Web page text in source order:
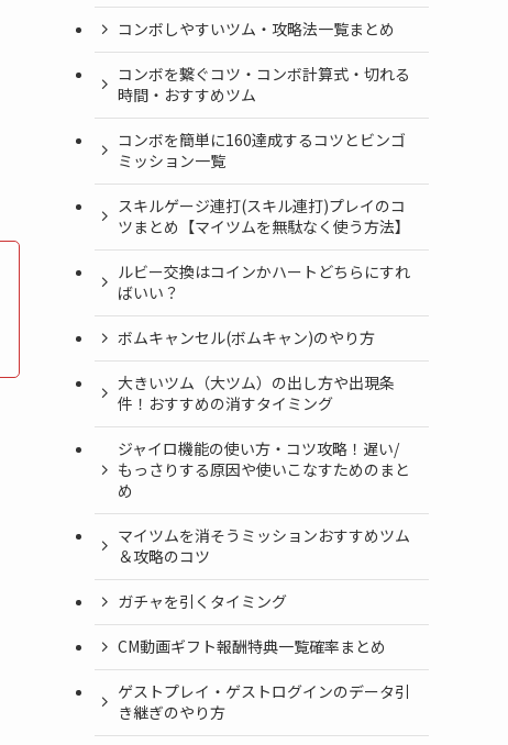
コンボしやすいツム・攻略法一覧まとめ
コンボを繋ぐコツ・コンボ計算式・切れる
時間・おすすめツム
コンボを簡単に160達成するコツとビンゴ
ミッション一覧
スキルゲージ連打(スキル連打)プレイのコ
ツまとめ【マイツムを無駄なく使う方法】
ルビー交換はコインかハートどちらにすれ
ばいい？
ボムキャンセル(ボムキャン)のやり方
大きいツム（大ツム）の出し方や出現条
件！おすすめの消すタイミング
ジャイロ機能の使い方・コツ攻略！遅い/
もっさりする原因や使いこなすためのまと
め
マイツムを消そうミッションおすすめツム
＆攻略のコツ
ガチャを引くタイミング
CM動画ギフト報酬特典一覧確率まとめ
ゲストプレイ・ゲストログインのデータ引
き継ぎのやり方